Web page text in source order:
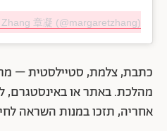
章凝 (@margaretzhang)
כתבת, צלמת, סטיילסטית –
מהלכת. באתר או באינסטגרם,
אחריה, תזכו במנות השראה